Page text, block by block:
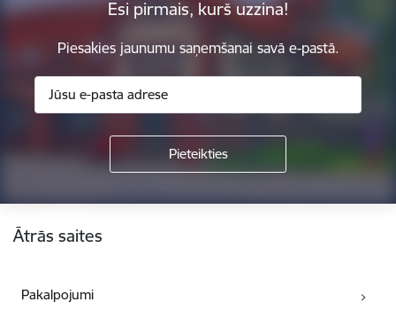
Esi pirmais, kurš uzzina!
Piesakies jaunumu saņemšanai savā e-pastā.
Ātrās saites
Pakalpojumi